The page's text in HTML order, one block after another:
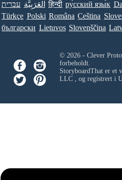
עברית العَرَبِيَّة हिन्दी ру́сский язы́к
Türkçe Polski Româna Ceština
български Lietuvos Slovenščina
© 2026 - Clever
forbeholdt.
StoryboardThat er et
LLC, og registrert i